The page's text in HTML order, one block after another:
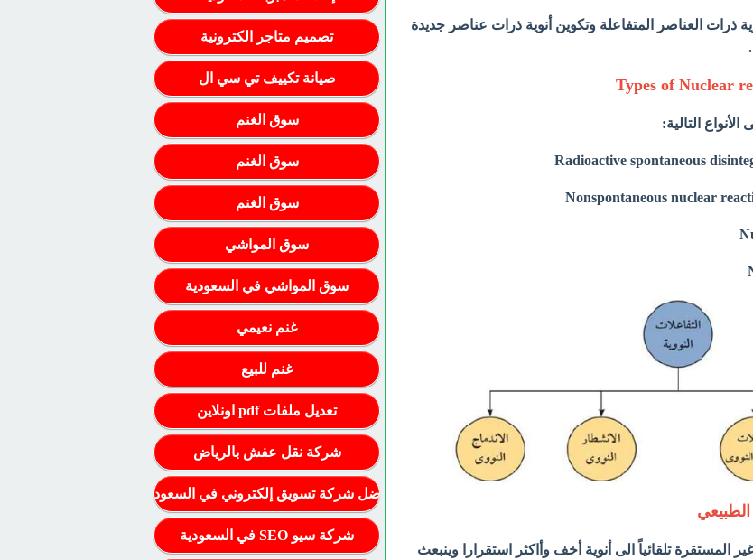
ذرات العناصر المتفاعلة وتكوين أنوية ذرات عناصر جديدة
التالية:
الطبيعي
المستقرة تلقائياً الى أنوية أخف وأاكثر استقرارا وينبعث
تصميم متاجر الكترونية
صيانة تكييف تي سي ال
سوق الغنم
سوق الغنم
سوق الغنم
سوق المواشي
سوق المواشي في السعودية
غنم نعيمي
غنم للبيع
تعديل ملفات pdf اونلاين
شركة نقل عفش بالرياض
أفضل شركة تسويق إلكتروني في السعودية
شركة سيو SEO في السعودية